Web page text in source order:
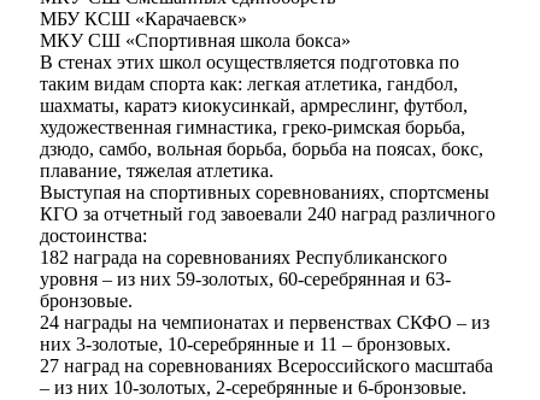
МБУ КСШ «Карачаевск»
МКУ СШ «Спортивная школа бокса»
В стенах этих школ осуществляется подготовка по
таким видам спорта как: легкая атлетика, гандбол,
шахматы, каратэ киокусинкай, армреслинг, футбол,
художественная гимнастика, греко-римская борьба,
дзюдо, самбо, вольная борьба, борьба на поясах, бокс,
плавание, тяжелая атлетика.
Выступая на спортивных соревнованиях, спортсмены
КГО за отчетный год завоевали 240 наград различного
достоинства:
182 награда на соревнованиях Республиканского
уровня – из них 59-золотых, 60-серебрянная и 63-
бронзовые.
24 награды на чемпионатах и первенствах СКФО – из
них 3-золотые, 10-серебрянные и 11 – бронзовых.
27 наград на соревнованиях Всероссийского масштаба
– из них 10-золотых, 2-серебрянные и 6-бронзовые.
Администрация